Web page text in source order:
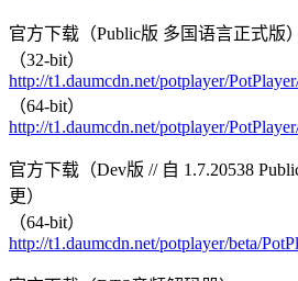
官方下载（Public版 多国语言正式版）
（32-bit）
http://t1.daumcdn.net/potplayer/
（64-bit）
http://t1.daumcdn.net/potplayer/
官方下载（Dev版 // 自 1.7.20538
更）
（64-bit）
http://t1.daumcdn.net/potplayer/beta/